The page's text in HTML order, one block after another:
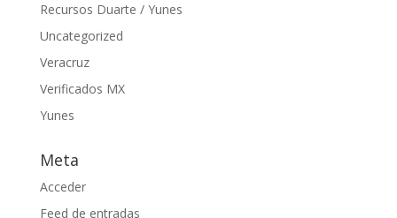
Recursos Duarte / Yunes
Uncategorized
Veracruz
Verificados MX
Yunes
Meta
Acceder
Feed de entradas